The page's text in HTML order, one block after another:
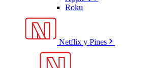
Roku
Netflix y Pines